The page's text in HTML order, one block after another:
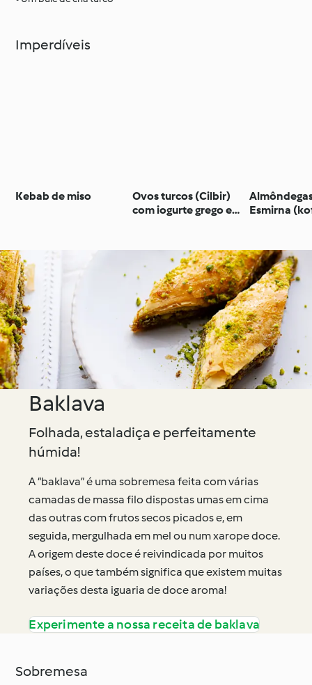
Imperdíveis
Kebab de miso
Ovos turcos (Cilbir)
com iogurte grego em
Esmirna
Baklava
Folhada, estaladiça e perfeitamente
húmida!
A “baklava” é uma sobremesa feita com várias
camadas de massa filo dispostas umas em cima
das outras com frutos secos picados e, em
seguida, mergulhada em mel ou num xarope doce.
A origem deste doce é reivindicada por muitos
países, o que também significa que existem muitas
variações desta iguaria de doce aroma!
Experimente a nossa receita de baklava
Sobremesa